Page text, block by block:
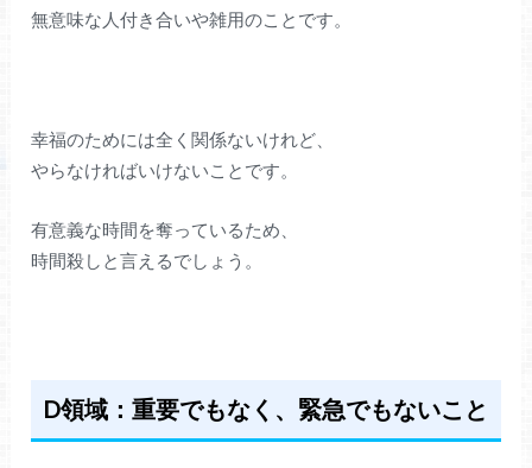
無意味な人付き合いや雑用のことです。
幸福のためには全く関係ないけれど、
やらなければいけないことです。
有意義な時間を奪っているため、
時間殺しと言えるでしょう。
D領域：重要でもなく、緊急でもないこと